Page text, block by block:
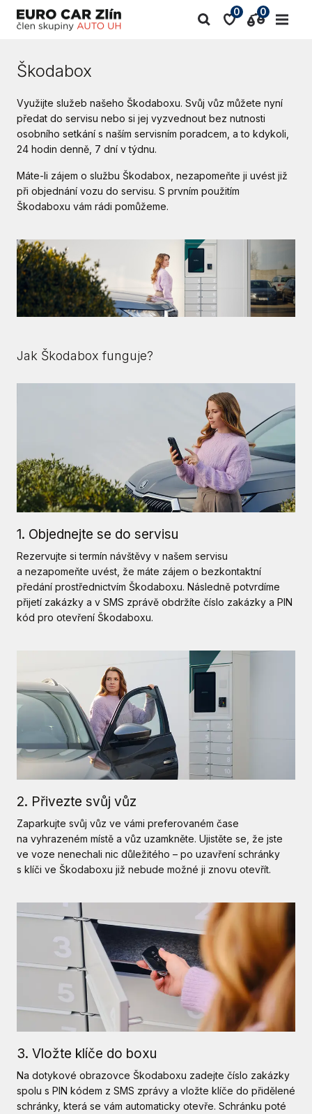
0 0
Škodabox
Využijte služeb našeho Škodaboxu. Svůj vůz můžete nyní
předat do servisu nebo si jej vyzvednout bez nutnosti
osobního setkání s naším servisním poradcem, a to kdykoli,
24 hodin denně, 7 dní v týdnu.
Máte-li zájem o službu Škodabox, nezapomeňte ji uvést již
při objednání vozu do servisu. S prvním použitím
Škodaboxu vám rádi pomůžeme.
Jak Škodabox funguje?
1. Objednejte se do servisu
Rezervujte si termín návštěvy v našem servisu
a nezapomeňte uvést, že máte zájem o bezkontaktní
předání prostřednictvím Škodaboxu. Následně potvrdíme
přijetí zakázky a v SMS zprávě obdržíte číslo zakázky a PIN
kód pro otevření Škodaboxu.
2. Přivezte svůj vůz
Zaparkujte svůj vůz ve vámi preferovaném čase
na vyhrazeném místě a vůz uzamkněte. Ujistěte se, že jste
ve voze nenechali nic důležitého – po uzavření schránky
s klíči ve Škodaboxu již nebude možné ji znovu otevřít.
3. Vložte klíče do boxu
Na dotykové obrazovce Škodaboxu zadejte číslo zakázky
spolu s PIN kódem z SMS zprávy a vložte klíče do přidělené
schránky, která se vám automaticky otevře. Schránku poté